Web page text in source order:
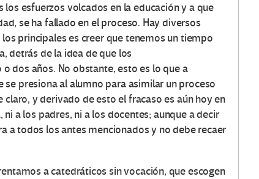
esfuerzos volcados en la educación y a que
se ha fallado en el proceso. Hay diversos
principales es creer que tenemos un tiempo
detrás de la idea de que los
dos años. No obstante, esto es lo que a
presiona al alumno para asimilar un proceso
y derivado de esto el fracaso es aún hoy en
a los padres, ni a los docentes; aunque a decir
a todos los antes mencionados y no debe recaer
a catedráticos sin vocación, que escogen